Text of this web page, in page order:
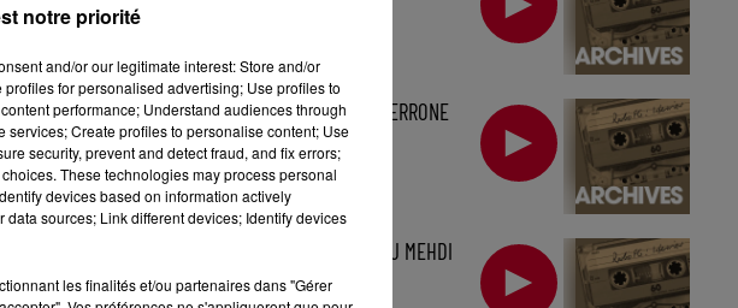
FG ARCHIVES : CERRONE
(2007)
FG ARCHIVES : DJ MEHDI
(2006)
notre priorité
and/or our legitimate interest: Store and/or
for personalised advertising; Use profiles to
performance; Understand audiences through
Create profiles to personalise content; Use
security, prevent and detect fraud, and fix errors;
These technologies may process personal
devices based on information actively
sources; Link different devices; Identify devices
les finalités et/ou partenaires dans "Gérer